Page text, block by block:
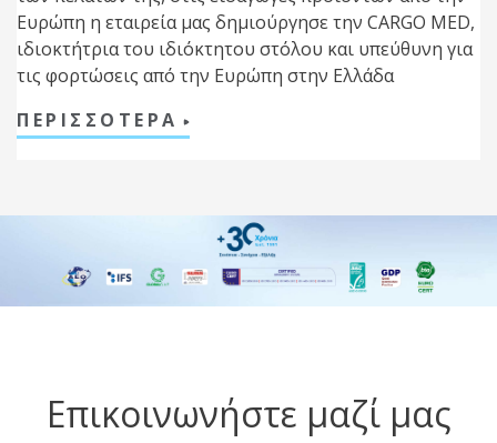
Ευρώπη η εταιρεία μας δημιούργησε την CARGO MED,
ιδιοκτήτρια του ιδιόκτητου στόλου και υπεύθυνη για
τις φορτώσεις από την Ευρώπη στην Ελλάδα
ΠΕΡΙΣΣΟΤΕΡΑ
Επικοινωνήστε μαζί μας